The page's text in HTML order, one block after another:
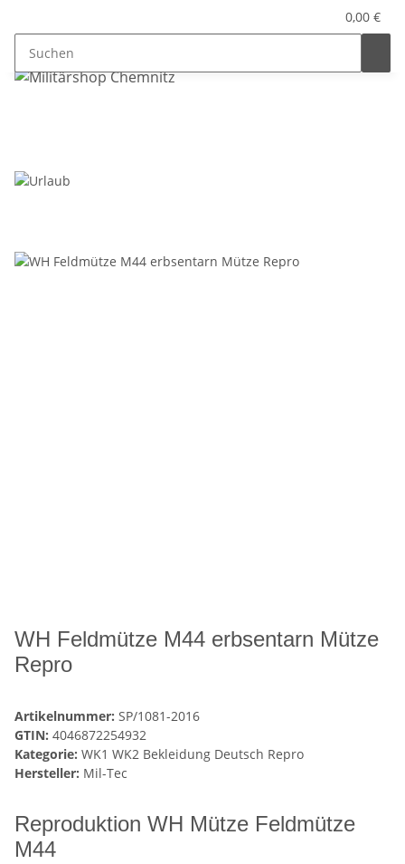
0,00 €
WH Feldmütze M44 erbsentarn Mütze
Repro
Artikelnummer: SP/1081-2016
GTIN: 4046872254932
Kategorie: WK1 WK2 Bekleidung Deutsch Repro
Hersteller: Mil-Tec
Reproduktion WH Mütze Feldmütze
M44